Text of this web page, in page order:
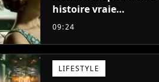
histoire vraie
glaçante, c'est l'un
21ème siècle
09:24
LIFESTYLE